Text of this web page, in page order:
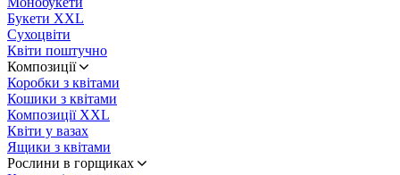
Букети XXL
Cухоцвіти
Квіти поштучно
Композиції
Коробки з квітами
Кошики з квітами
Композиції XXL
Квіти у вазах
Ящики з квітами
Рослини в горщиках